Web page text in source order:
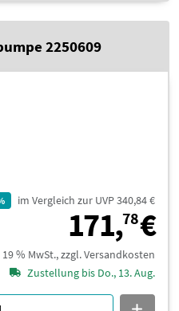
2250609
im Vergleich zur UVP 340,84 €
171,78€
% MwSt., zzgl. Versandkosten
Zustellung bis Do., 13. Aug.